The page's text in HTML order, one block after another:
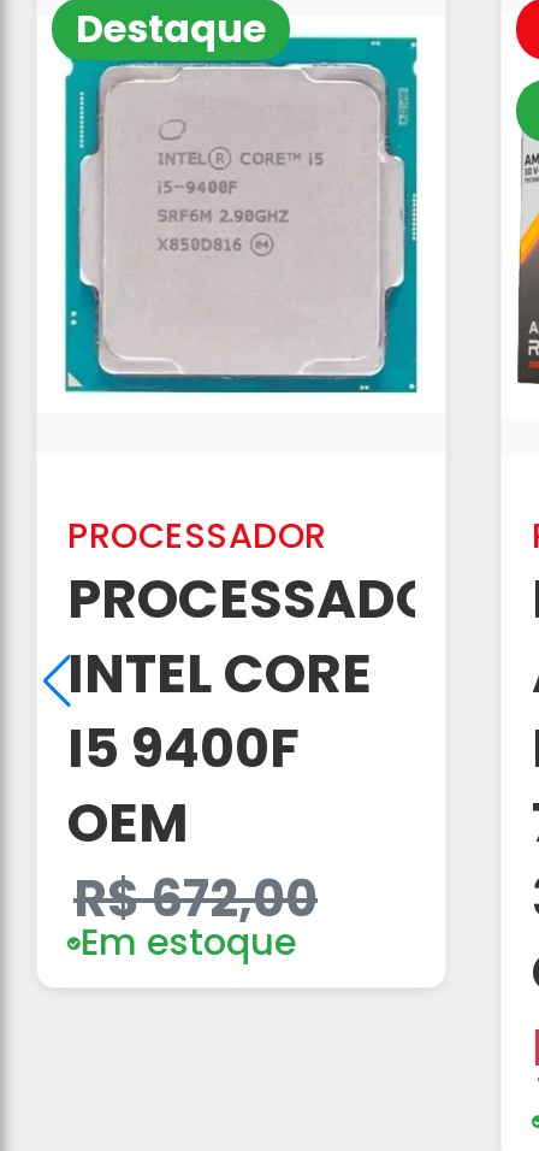
Destaque
PROCESSADOR
PROCESSADOR
INTEL CORE
I5 9400F
OEM
R$ 672,00
Em estoque